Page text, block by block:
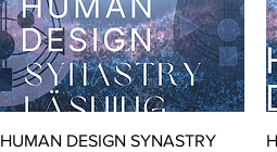
Snabbvisning
HUMAN DESIGN SYNASTRY